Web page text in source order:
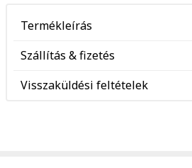
Termékleírás
Szállítás & fizetés
Visszaküldési feltételek